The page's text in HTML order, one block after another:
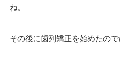
ね。
その後に歯列矯正を始めたので